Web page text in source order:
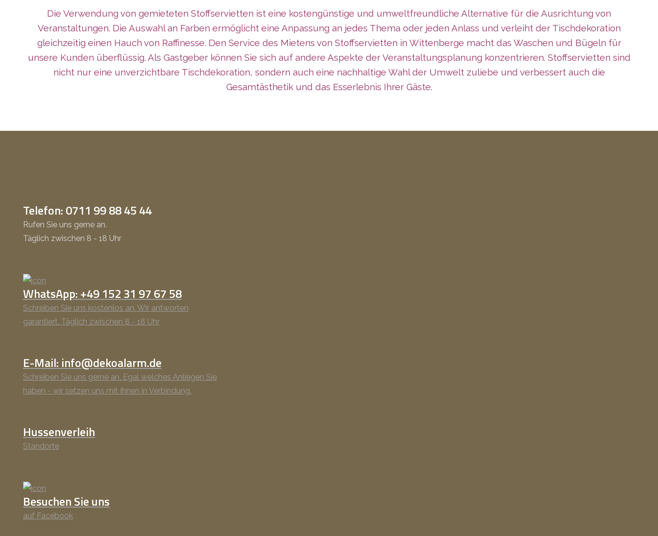
Die Verwendung von gemieteten Stoffservietten ist eine kostengünstige und umweltfreundliche Alternative für die Ausrichtung von
Veranstaltungen. Die Auswahl an Farben ermöglicht eine Anpassung an jedes Thema oder jeden Anlass und verleiht der Tischdekoration
gleichzeitig einen Hauch von Raffinesse. Den Service des Mietens von Stoffservietten in Wittenberge macht das Waschen und Bügeln für
unsere Kunden überflüssig. Als Gastgeber können Sie sich auf andere Aspekte der Veranstaltungsplanung konzentrieren. Stoffservietten sind
nicht nur eine unverzichtbare Tischdekoration, sondern auch eine nachhaltige Wahl der Umwelt zuliebe und verbessert auch die
Gesamtästhetik und das Esserlebnis Ihrer Gäste.
Telefon: 0711 99 88 45 44
Rufen Sie uns gerne an.
Täglich zwischen 8 - 18 Uhr
WhatsApp: +49 152 31 97 67 58
Schreiben Sie uns kostenlos an. Wir antworten
garantiert. Täglich zwischen 8 - 18 Uhr
E-Mail: info@dekoalarm.de
Schreiben Sie uns gerne an. Egal welches Anliegen Sie
haben - wir setzen uns mit Ihnen in Verbindung.
Hussenverleih
Standorte
Besuchen Sie uns
auf Facebook